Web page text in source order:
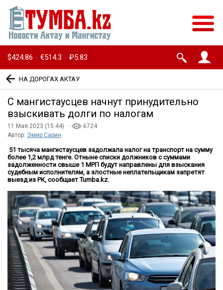
$424.86 · €514.3 · ₽5.83
НА ДОРОГАХ АКТАУ
С мангистаусцев начнут принудительно
взыскивать долги по налогам
11 Мая 2023 (15:44) ·
6724
Автор: Эмир Сарин
51 тысяча мангистаусцев задолжала налог на транспорт на сумму
более 1,2 млрд тенге. Отныне списки должников с суммами
задолженности свыше 1 МРП будут направлены для взыскания
судебным исполнителям, а злостные неплательщикам запретят
выезд из РК, сообщает Tumba.kz.